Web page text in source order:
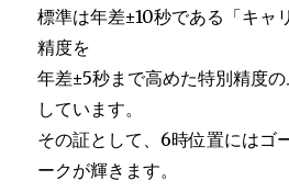
標準は年差±10秒である「キャ
精度を
年差±5秒まで高めた特別精度
しています。
その証として、6時位置にはゴ
ークが輝きます。